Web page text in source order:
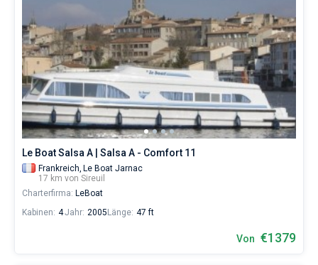
Le Boat Salsa A | Salsa A - Comfort 11
Frankreich, Le Boat Jarnac
17 km von Sireuil
Charterfirma: LeBoat
Kabinen: 4Jahr: 2005 Länge: 47 ft
Von €1379